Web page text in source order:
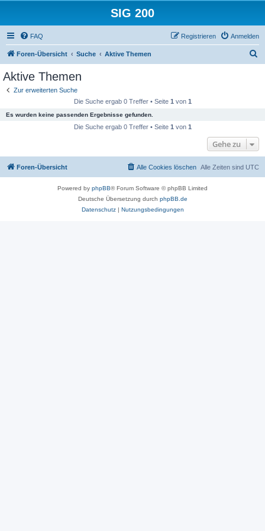
SIG 200
FAQ Anmelden
Registrieren
Foren-Übersicht Suche Aktive Themen
Aktive Themen
Zur erweiterten Suche
Die Suche ergab 0 Treffer • Seite 1 von 1
Es wurden keine passenden Ergebnisse gefunden.
Die Suche ergab 0 Treffer • Seite 1 von 1
Gehe zu
Foren-Übersicht Alle Zeiten sind UTC
Alle Cookies löschen
Powered by phpBB® Forum Software © phpBB Limited
Deutsche Übersetzung durch phpBB.de
Datenschutz| Nutzungsbedingungen